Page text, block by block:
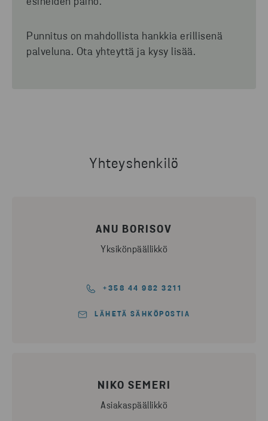
Punnitus on mahdollista hankkia erillisenä
palveluna. Ota yhteyttä ja kysy lisää.
Yhteyshenkilö
ANU BORISOV
Yksikönpäällikkö
+358 44 982 3211
LÄHETÄ SÄHKÖPOSTIA
NIKO SEMERI
Asiakaspäällikkö